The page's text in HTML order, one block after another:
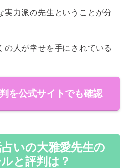
実力派の先生ということが分
の人が幸せを手にされている
を公式サイトでも確認
いの大雅愛先生の
と評判は？